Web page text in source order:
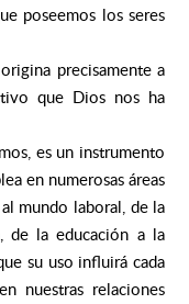
poseemos los seres
precisamente a
que Dios nos ha
es un instrumento
en numerosas áreas
mundo laboral, de la
de la educación a la
su uso influirá cada
nuestras relaciones